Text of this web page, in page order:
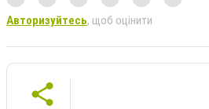
Авторизуйтесь, щоб оцінити